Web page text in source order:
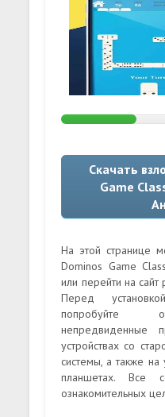
Скачать
Game
На этой странице
Dominos Game
или перейти на
Перед
попробуйте
непредвиденные
устройствах со
системы, а также
планшетах. Все
ознакомительных